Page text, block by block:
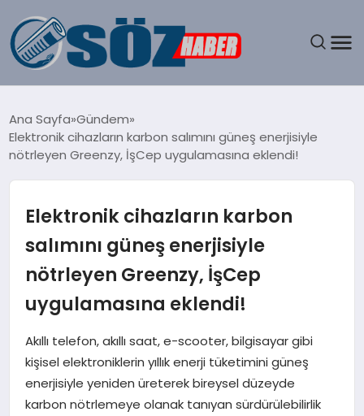
SPOR
EĞITIM
SAĞLIK
DÜNYA
TEKNOLOJI
Ana Sayfa Gündem
Elektronik cihazların karbon salımını güneş enerjisiyle
nötrleyen Greenzy, İşCep uygulamasına eklendi!
Elektronik cihazların karbon
salımını güneş enerjisiyle
nötrleyen Greenzy, İşCep
uygulamasına eklendi!
Akıllı telefon, akıllı saat, e-scooter, bilgisayar gibi
kişisel elektroniklerin yıllık enerji tüketimini güneş
enerjisiyle yeniden üreterek bireysel düzeyde
karbon nötrlemeye olanak tanıyan sürdürülebilirlik